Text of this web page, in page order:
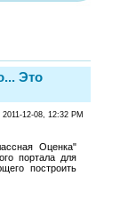
Это
2011-12-08, 12:32 PM
Оценка"
портала для
построить